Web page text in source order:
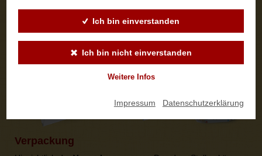
Ich bin einverstanden
Ich bin nicht einverstanden
Weitere Infos
Impressum Datenschutzerklärung
Verpackung